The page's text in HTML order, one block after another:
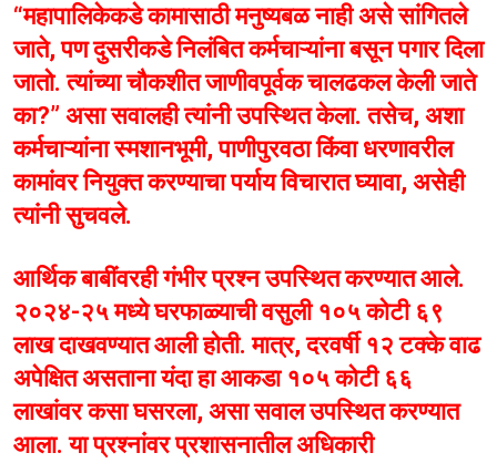
“महापालिकेकडे कामासाठी मनुष्यबळ नाही असे सांगितले
जाते, पण दुसरीकडे निलंबित कर्मचाऱ्यांना बसून पगार दिला
जातो. त्यांच्या चौकशीत जाणीवपूर्वक चालढकल केली जाते
का?” असा सवालही त्यांनी उपस्थित केला. तसेच, अशा
कर्मचाऱ्यांना स्मशानभूमी, पाणीपुरवठा किंवा धरणावरील
कामांवर नियुक्त करण्याचा पर्याय विचारात घ्यावा, असेही
त्यांनी सुचवले.
आर्थिक बाबींवरही गंभीर प्रश्न उपस्थित करण्यात आले.
२०२४-२५ मध्ये घरफाळ्याची वसुली १०५ कोटी ६९
लाख दाखवण्यात आली होती. मात्र, दरवर्षी १२ टक्के वाढ
अपेक्षित असताना यंदा हा आकडा १०५ कोटी ६६
लाखांवर कसा घसरला, असा सवाल उपस्थित करण्यात
आला. या प्रश्नांवर प्रशासनातील अधिकारी